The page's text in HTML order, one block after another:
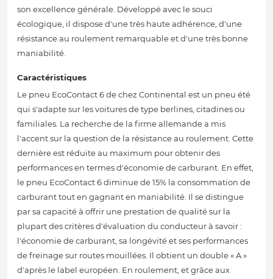
son excellence générale. Développé avec le souci
écologique, il dispose d'une très haute adhérence, d'une
résistance au roulement remarquable et d'une très bonne
maniabilité.
Caractéristiques
Le pneu EcoContact 6 de chez Continental est un pneu été
qui s'adapte sur les voitures de type berlines, citadines ou
familiales. La recherche de la firme allemande a mis
l'accent sur la question de la résistance au roulement. Cette
dernière est réduite au maximum pour obtenir des
performances en termes d'économie de carburant. En effet,
le pneu EcoContact 6 diminue de 15% la consommation de
carburant tout en gagnant en maniabilité. Il se distingue
par sa capacité à offrir une prestation de qualité sur la
plupart des critères d'évaluation du conducteur à savoir :
l'économie de carburant, sa longévité et ses performances
de freinage sur routes mouillées. Il obtient un double « A »
d'après le label européen. En roulement, et grâce aux